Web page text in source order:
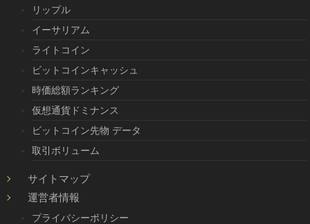
リップル
イーサリアム
ライトコイン
ビットコインキャッシュ
時価総額ランキング
仮想通貨ドミナンス
ビットコイン先物 データ
取引ボリューム
サイトマップ
運営者情報
プライバシーポリシー